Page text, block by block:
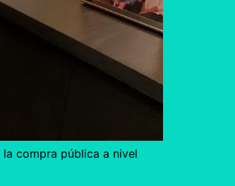
compra pública a nivel